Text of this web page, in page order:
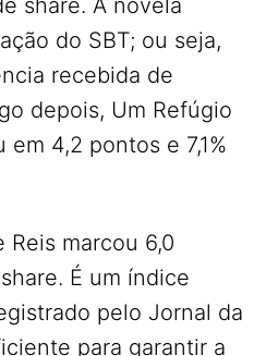
share. A novela
do SBT; ou seja,
recebida de
depois, Um Refúgio
4,2 pontos e 7,1%
Reis marcou 6,0
É um índice
pelo Jornal da
para garantir a